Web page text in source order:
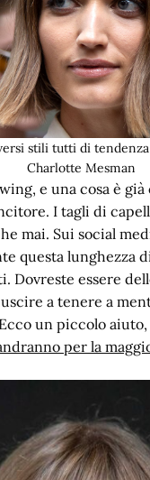
stili tutti di
Charlotte Mesman
e una cosa è
I tagli di
mai. Sui social
questa lunghezza
Dovreste essere
a tenere a
un piccolo aiuto,
per la